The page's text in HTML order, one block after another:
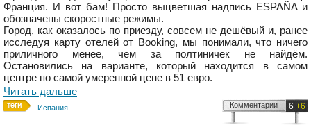
Франция. И вот бам! Просто выцветшая надпись ESPAÑA и
обозначены скоростные режимы.
Город, как оказалось по приезду, совсем не дешёвый и, ранее
исследуя карту отелей от Booking, мы понимали, что ничего
приличного менее, чем за полтиничек не найдём.
Остановились на варианте, который находится в самом
центре по самой умеренной цене в 51 евро.
Читать дальше
Испания. 6 +6
Комментарии